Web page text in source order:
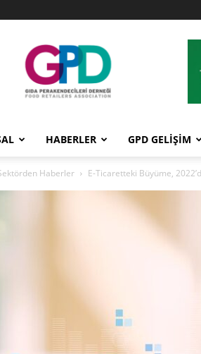
GPD
HABERLER GPD GELİŞİM
Haberler E-Ticaretteki Büyüme,